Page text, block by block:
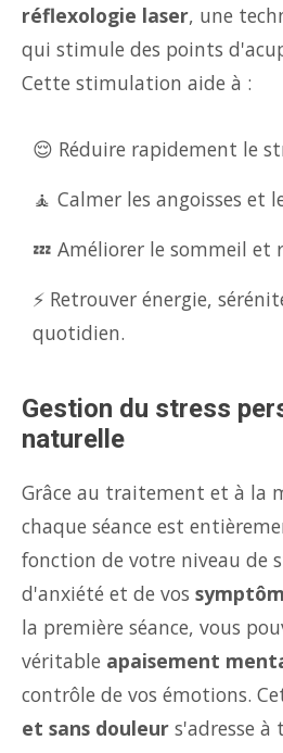
réflexologie laser, une
qui stimule des points
Cette stimulation aide à :
😌 Réduire rapidement le
🧘 Calmer les angoisses et
💤 Améliorer le sommeil et
⚡ Retrouver énergie,
quotidien.
Gestion du stress
naturelle
Grâce au traitement et à la
chaque séance est
fonction de votre niveau de
d'anxiété et de vos
la première séance, vous
véritable apaisement
contrôle de vos émotions.
et sans douleur s'adresse à